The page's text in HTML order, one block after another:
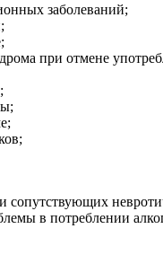
заболеваний;
при отмене
сопутствующих
в потреблении